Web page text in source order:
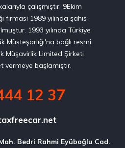
çalışmıştır. 9Ekim
firması 1989 yılında şahıs
1993 yılında Türkiye
Müsteşarlığı'na bağlı resmi
Müşavirlik Limited Şirketi
başlamıştır.
12 37
Bedri Rahmi Eyüboğlu Cad.